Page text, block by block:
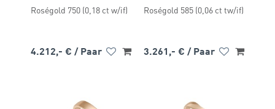
Roségold 750 (0,18 ct w/if)
4.212,- € / Paar
Roségold 585 (0,06 ct tw/if)
3.261,- € / Paar